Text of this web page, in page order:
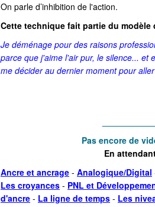
On parle d’inhibition de l'action.
Cette technique fait partie du modèle
Je déménage pour des raisons
parce que j'aime l'air pur, le silence... et
me décider au dernier moment pour
Pas encore de
En
Ancre et ancrage - Analogique/Digital
Les croyances - PNL et
d'ancre - La ligne de temps - Les